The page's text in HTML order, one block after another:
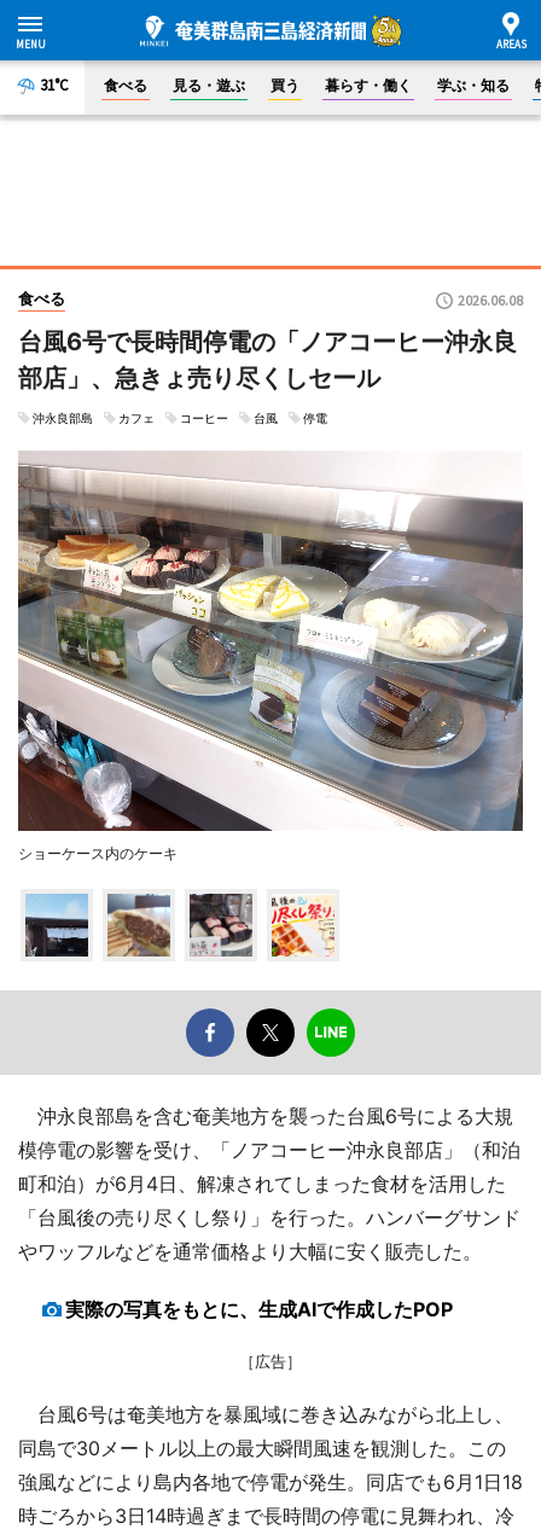
31°C 食べる 見る・遊ぶ 買う 暮らす・働く 学ぶ・知る
食べる 2026.06.08
台風6号で長時間停電の「ノアコーヒー沖永良
部店」、急きょ売り尽くしセール
沖永良部島 カフェ コーヒー 台風 停電
ショーケース内のケーキ
沖永良部島を含む奄美地方を襲った台風6号による大規
模停電の影響を受け、「ノアコーヒー沖永良部店」（和泊
町和泊）が6月4日、解凍されてしまった食材を活用した
「台風後の売り尽くし祭り」を行った。ハンバーグサンド
やワッフルなどを通常価格より大幅に安く販売した。
実際の写真をもとに、生成AIで作成したPOP
［広告］
台風6号は奄美地方を暴風域に巻き込みながら北上し、
同島で30メートル以上の最大瞬間風速を観測した。この
強風などにより島内各地で停電が発生。同店でも6月1日18
時ごろから3日14時過ぎまで長時間の停電に見舞われ、冷